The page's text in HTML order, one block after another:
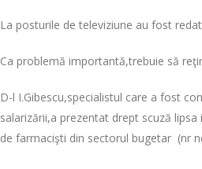
La posturile de televiziune au fost
Ca problemă importantă,trebuie să
D-l I.Gibescu,specialistul care a fost
salarizării,a prezentat drept scuză
de farmacişti din sectorul bugetar (nr